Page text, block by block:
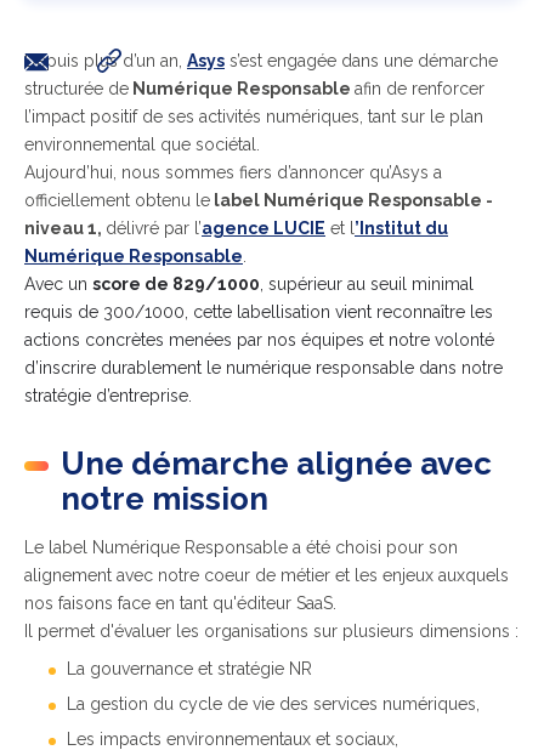
Depuis plus d’un an, Asys s’est engagée dans une démarche
structurée de Numérique Responsable afin de renforcer
l’impact positif de ses activités numériques, tant sur le plan
environnemental que sociétal.
Aujourd’hui, nous sommes fiers d’annoncer qu’Asys a
officiellement obtenu le label Numérique Responsable -
niveau 1, délivré par l’agence LUCIE et l ’Institut du
Numérique Responsable
Avec un score de 829/1000 , supérieur au seuil minimal
requis de 300/1000, cette labellisation vient reconnaître les
actions concrètes menées par nos équipes et notre volonté
d’inscrire durablement le numérique responsable dans notre
stratégie d’entreprise.
Une démarche alignée avec
notre mission
Le label Numérique Responsable a été choisi pour son
alignement avec notre coeur de métier et les enjeux auxquels
nos faisons face en tant qu'éditeur SaaS.
Il permet d'évaluer les organisations sur plusieurs dimensions :
La gouvernance et stratégie NR
La gestion du cycle de vie des services numériques,
Les impacts environnementaux et sociaux,